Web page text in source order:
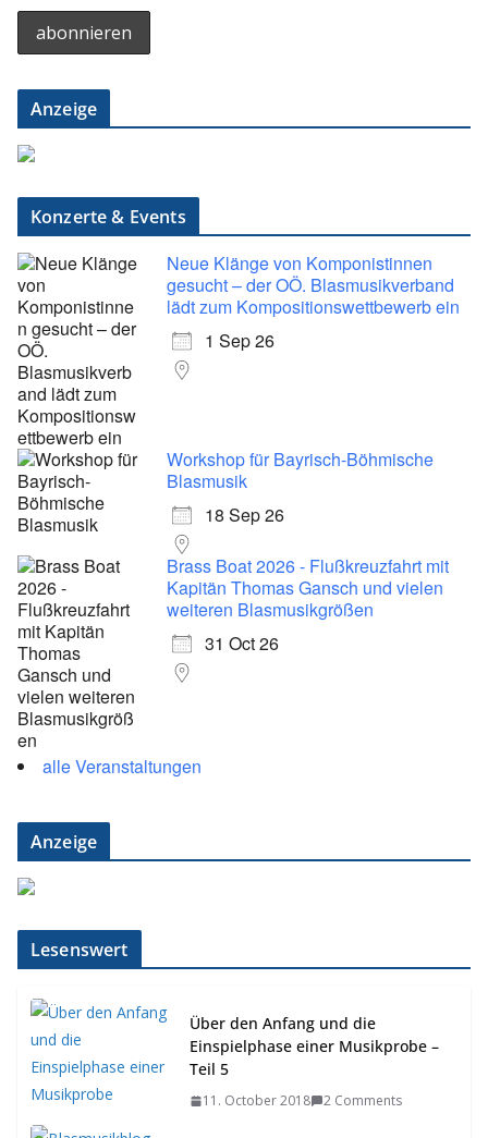
Anzeige
Konzerte & Events
Neue Klänge von Komponistinnen
gesucht – der OÖ. Blasmusikverband
lädt zum Kompositionswettbewerb ein
1 Sep 26
Workshop für Bayrisch-Böhmische
Blasmusik
18 Sep 26
Brass Boat 2026 - Flußkreuzfahrt mit
Kapitän Thomas Gansch und vielen
weiteren Blasmusikgrößen
31 Oct 26
alle Veranstaltungen
Anzeige
Lesenswert
Über den Anfang und die
Einspielphase einer Musikprobe –
Teil 5
11. October 2018 2 Comments